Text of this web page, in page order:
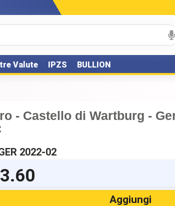
Valute IPZS BULLION
- Castello di Wartburg -
2022-02
Aggiungi